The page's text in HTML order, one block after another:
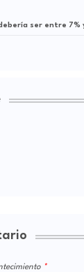
ser entre 7%